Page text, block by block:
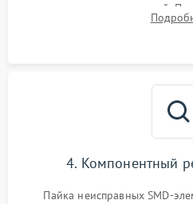
дежурных напряжений.
мультиконтроллера,
4. Компонентный
Пайка неисправных SMD-